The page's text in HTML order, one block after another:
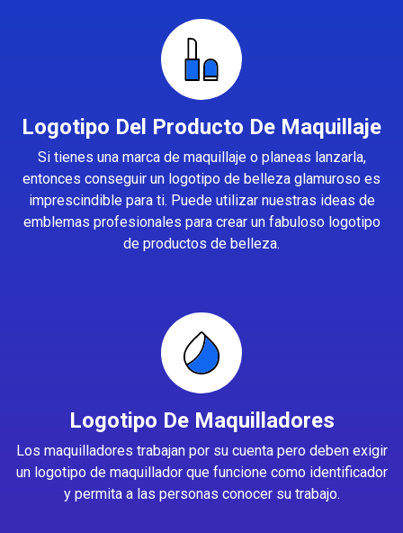
Logotipo Del Producto De Maquillaje
Si tienes una marca de maquillaje o planeas lanzarla,
entonces conseguir un logotipo de belleza glamuroso es
imprescindible para ti. Puede utilizar nuestras ideas de
emblemas profesionales para crear un fabuloso logotipo
de productos de belleza.
Logotipo De Maquilladores
Los maquilladores trabajan por su cuenta pero deben exigir
un logotipo de maquillador que funcione como identificador
y permita a las personas conocer su trabajo.